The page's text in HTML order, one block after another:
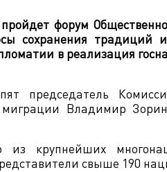
форум
сохранения традиций
в реализация
председатель
Владимир
крупнейших
свыше 190